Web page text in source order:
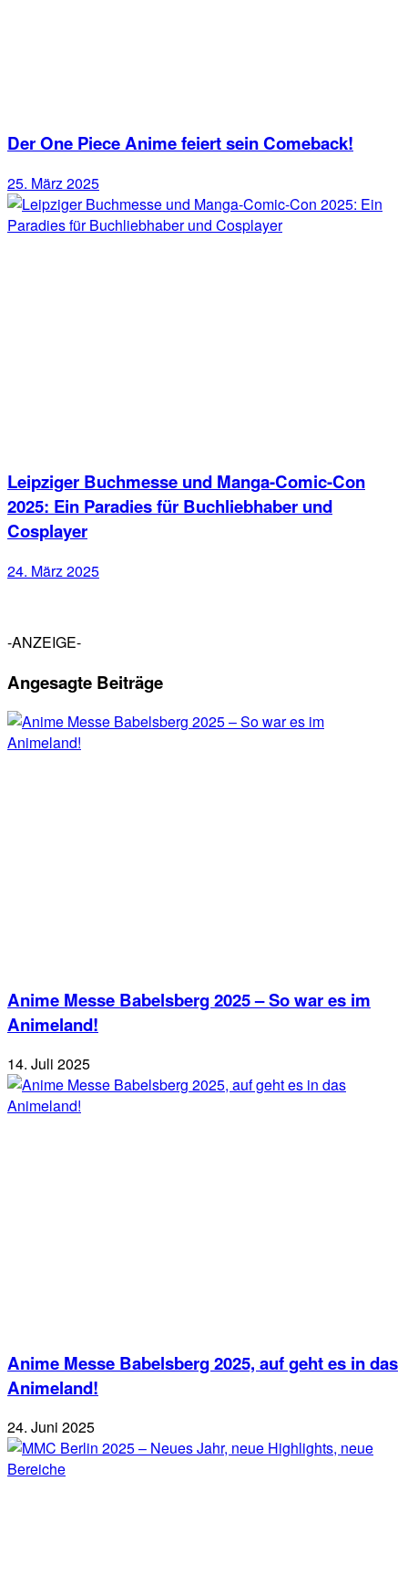
Der One Piece Anime feiert sein Comeback!
25. März 2025
Leipziger Buchmesse und Manga-Comic-Con
2025: Ein Paradies für Buchliebhaber und
Cosplayer
24. März 2025
-ANZEIGE-
Angesagte Beiträge
Anime Messe Babelsberg 2025 – So war es im
Animeland!
14. Juli 2025
Anime Messe Babelsberg 2025, auf geht es in das
Animeland!
24. Juni 2025